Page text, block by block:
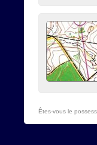
Êtes-vous le